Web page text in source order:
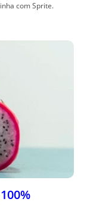
com Sprite.